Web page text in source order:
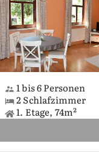
1 bis 6 Personen
2 Schlafzimmer
1. Etage, 74m²